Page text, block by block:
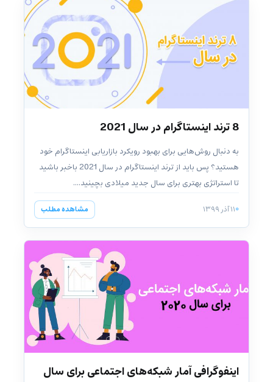
8 ترند اینستاگرام در سال 2021
به دنبال روش‌هایی برای بهبود رویکرد بازاریابی اینستاگرام خود
هستید؟ پس باید از ترند اینستاگرام در سال 2021 باخبر باشید
تا استراتژی بهتری برای سال جدید میلادی بچینید....
۱۱ آذر ۱۳۹۹ مشاهده مطلب
اینفوگرافی آمار شبکه‌های اجتماعی برای سال